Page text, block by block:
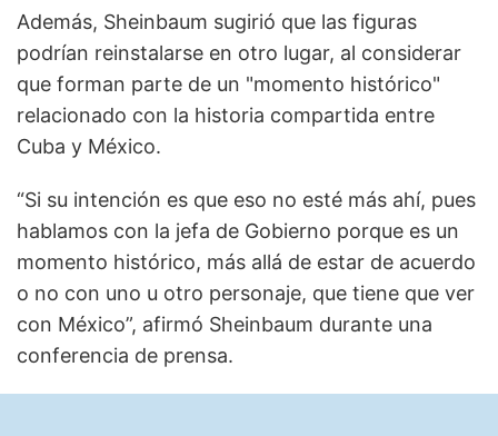
Además, Sheinbaum sugirió que las figuras
podrían reinstalarse en otro lugar, al considerar
que forman parte de un "momento histórico"
relacionado con la historia compartida entre
Cuba y México.
“Si su intención es que eso no esté más ahí, pues
hablamos con la jefa de Gobierno porque es un
momento histórico, más allá de estar de acuerdo
o no con uno u otro personaje, que tiene que ver
con México”, afirmó Sheinbaum durante una
conferencia de prensa.